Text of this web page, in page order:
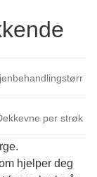
per strøk
hjelper deg